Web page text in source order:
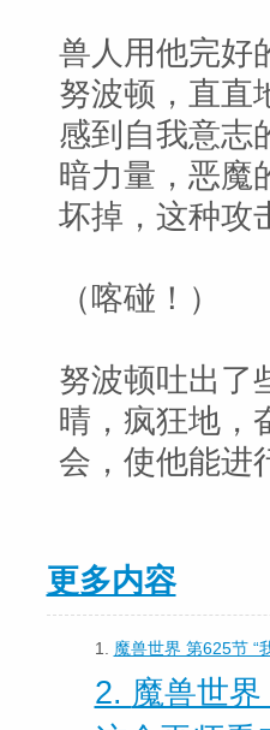
兽人用他完好
努波顿，直直
感到自我意志
暗力量，恶魔
坏掉，这种攻
（喀碰！）
努波顿吐出了
晴，疯狂地，
会，使他能
更多内容
1. 魔兽世界 第625节 “
2. 魔兽世